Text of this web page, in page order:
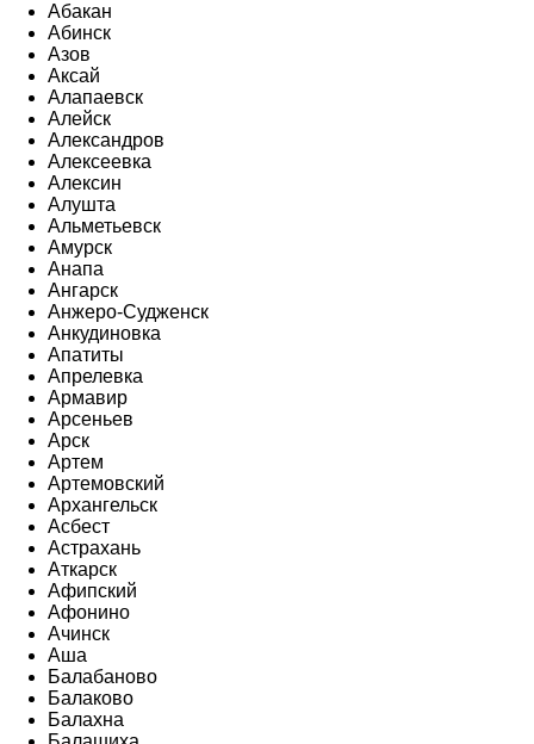
Абакан
Абинск
Азов
Аксай
Алапаевск
Алейск
Александров
Алексеевка
Алексин
Алушта
Альметьевск
Амурск
Анапа
Ангарск
Анжеро-Судженск
Анкудиновка
Апатиты
Апрелевка
Армавир
Арсеньев
Арск
Артем
Артемовский
Архангельск
Асбест
Астрахань
Аткарск
Афипский
Афонино
Ачинск
Аша
Балабаново
Балаково
Балахна